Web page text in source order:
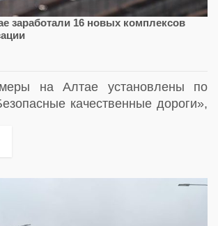
заработали 16 новых комплексов
на Алтае установлены по
качественные дороги»,
меры развития дорожного